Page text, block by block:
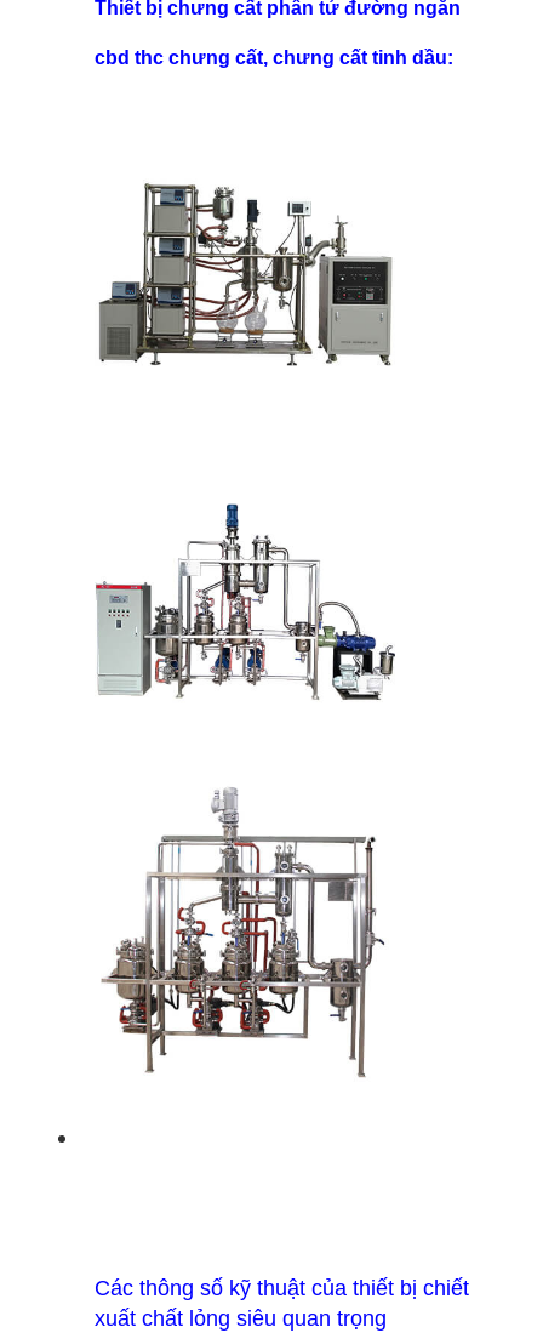
Thiết bị chưng cất phân tử đường ngắn
cbd thc chưng cất, chưng cất tinh dầu:
Các thông số kỹ thuật của thiết bị chiết
xuất chất lỏng siêu quan trọng